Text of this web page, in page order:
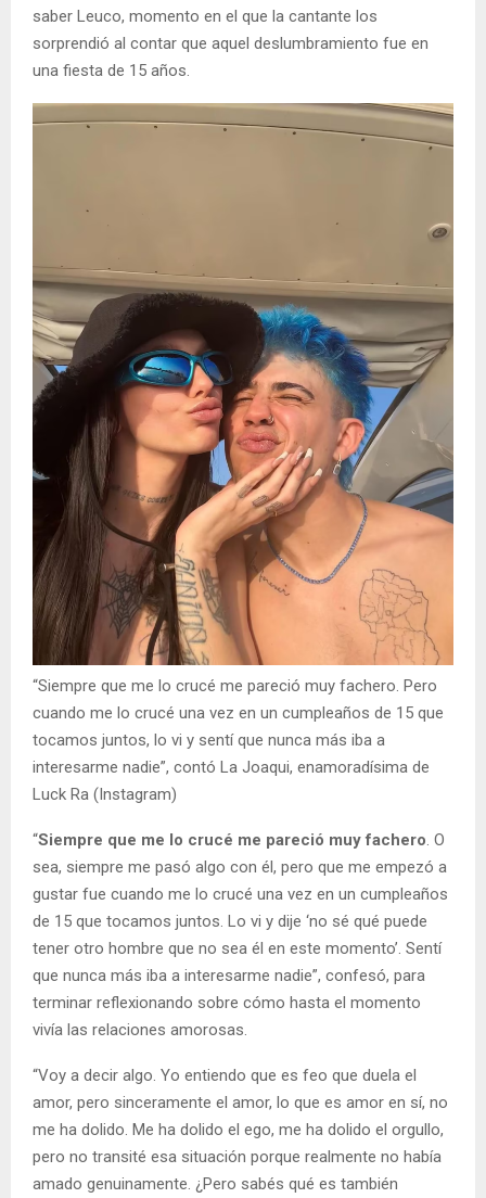
saber Leuco, momento en el que la cantante los
sorprendió al contar que aquel deslumbramiento fue en
una fiesta de 15 años.
“Siempre que me lo crucé me pareció muy fachero. Pero
cuando me lo crucé una vez en un cumpleaños de 15 que
tocamos juntos, lo vi y sentí que nunca más iba a
interesarme nadie”, contó La Joaqui, enamoradísima de
Luck Ra (Instagram)
“Siempre que me lo crucé me pareció muy fachero . O
sea, siempre me pasó algo con él, pero que me empezó a
gustar fue cuando me lo crucé una vez en un cumpleaños
de 15 que tocamos juntos. Lo vi y dije ‘no sé qué puede
tener otro hombre que no sea él en este momento’. Sentí
que nunca más iba a interesarme nadie”, confesó, para
terminar reflexionando sobre cómo hasta el momento
vivía las relaciones amorosas.
“Voy a decir algo. Yo entiendo que es feo que duela el
amor, pero sinceramente el amor, lo que es amor en sí, no
me ha dolido. Me ha dolido el ego, me ha dolido el orgullo,
pero no transité esa situación porque realmente no había
amado genuinamente. ¿Pero sabés qué es también